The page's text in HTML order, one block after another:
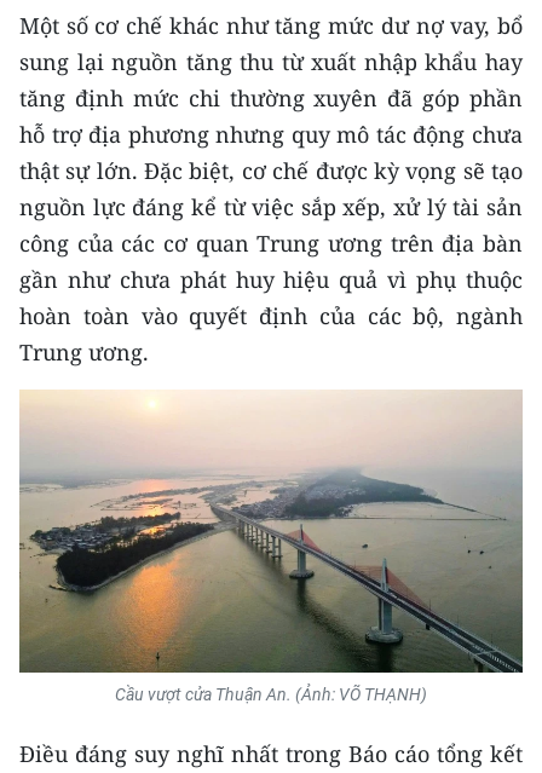
ENGLISH
中文
FRANÇAIS
РУССКИЙ
ESPAÑOL
한국어
Một số cơ chế khác như tăng mức dư nợ vay, bổ
sung lại nguồn tăng thu từ xuất nhập khẩu hay
tăng định mức chi thường xuyên đã góp phần
hỗ trợ địa phương nhưng quy mô tác động chưa
thật sự lớn. Đặc biệt, cơ chế được kỳ vọng sẽ tạo
nguồn lực đáng kể từ việc sắp xếp, xử lý tài sản
công của các cơ quan Trung ương trên địa bàn
gần như chưa phát huy hiệu quả vì phụ thuộc
hoàn toàn vào quyết định của các bộ, ngành
Trung ương.
Cầu vượt cửa Thuận An. (Ảnh: VÕ THẠNH)
Điều đáng suy nghĩ nhất trong Báo cáo tổng kết